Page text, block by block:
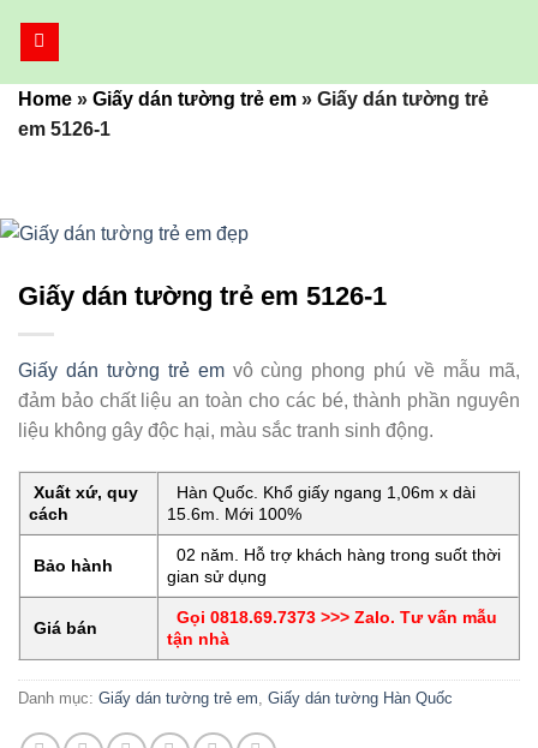
dungHome » Giấy dán tường trẻ em » Giấy dán tường trẻ
em 5126-1
Giấy dán tường trẻ em 5126-1
Giấy dán tường trẻ emvô cùng phong phú về mẫu mã,
đảm bảo chất liệu an toàn cho các bé, thành phần nguyên
liệu không gây độc hại, màu sắc tranh sinh động.
Xuất xứ, quy
cách
Hàn Quốc. Khổ giấy ngang 1,06m x dài
15.6m. Mới 100%
Bảo hành
02 năm. Hỗ trợ khách hàng trong suốt thời
gian sử dụng
Giá bán
Gọi 0818.69.7373 >>> Zalo. Tư vấn mẫu
tận nhà
Danh mục: Giấy dán tường trẻ em Giấy dán tường Hàn Quốc